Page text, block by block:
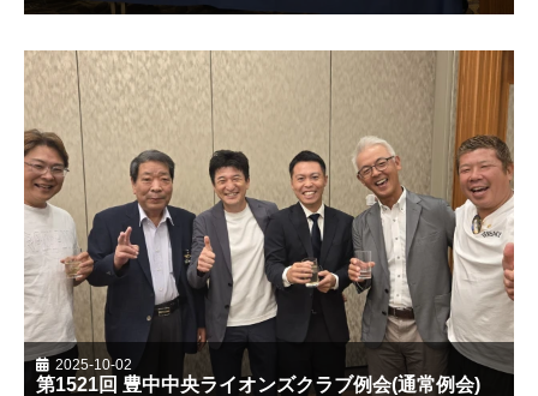
2025-10-02
第1521回 豊中中央ライオンズクラブ例会(通常例会)